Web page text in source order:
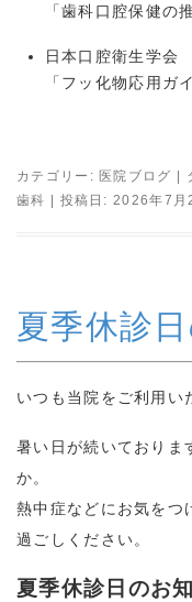
「歯科口腔保健の
日本口腔衛生学会
「フッ化物応用ガ
カテゴリー: 医院ブログ |
歯科
| 投稿日:2026年7月
夏季休診
いつも当院をご利用い
暑い日が続いておりま
か。
熱中症などにお気をつ
過ごしください。
夏季休診日のお